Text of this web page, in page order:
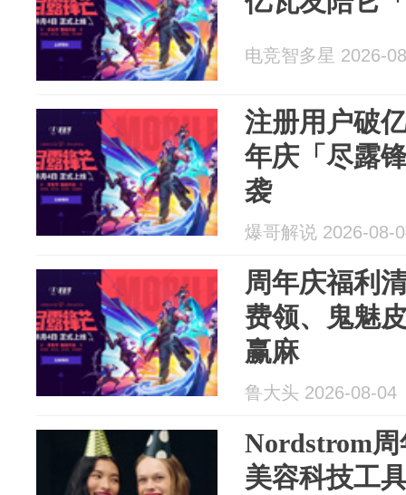
电竞智多星 2026-
注册用户破
年庆「尽露
袭
爆哥解说 2026-08-
周年庆福利
费领、鬼魅
赢麻
鲁大头 2026-08-04
Nordstrom
美容科技工